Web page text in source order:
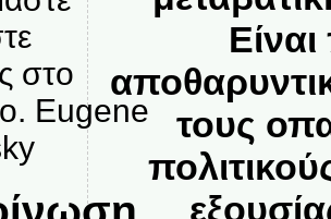
στο
Eugene
τους